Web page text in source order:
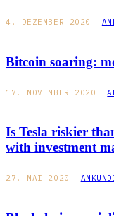
4. DEZEMBER 2020
Bitcoin soaring:
17. NOVEMBER 2020
Is Tesla riskier
with investment
27. MAI 2020